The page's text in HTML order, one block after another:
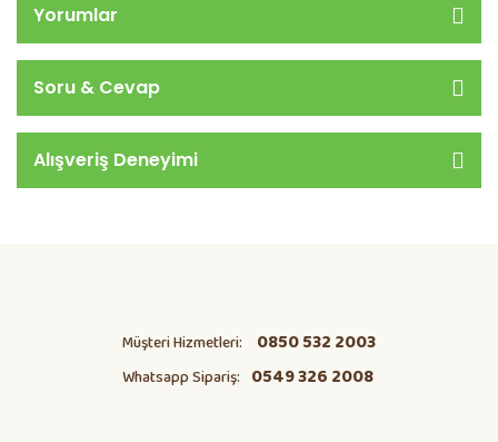
Yorumlar
Soru & Cevap
Alışveriş Deneyimi
Müşteri Hizmetleri: 0850 532 2003
Whatsapp Sipariş: 0549 326 2008